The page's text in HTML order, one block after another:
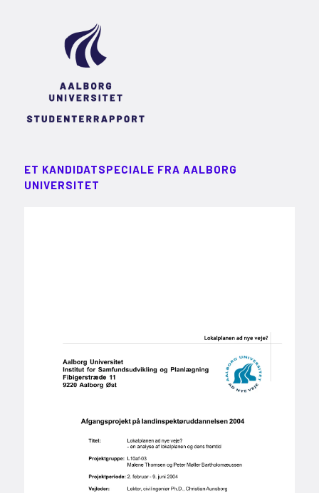
ET KANDIDATSPECIALE FRA AALBORG
UNIVERSITET